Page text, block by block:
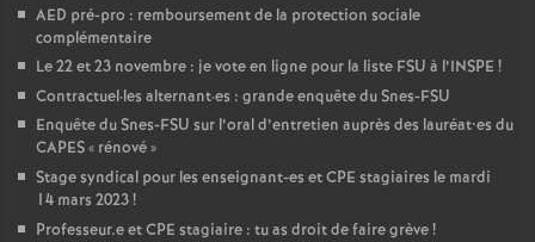
AED pré-pro : remboursement de la protection sociale
complémentaire
Le 22 et 23 novembre : je vote en ligne pour la liste FSU à l’INSPE !
Contractuel·les alternant·es : grande enquête du Snes-FSU
Enquête du Snes-FSU sur l’oral d’entretien auprès des lauréat•es du
CAPES« rénové»
Stage syndical pour les enseignant-es etCPE stagiaires le mardi
14 mars 2023!
Professeur.e etCPE stagiaire : tu as droit de faire grève!